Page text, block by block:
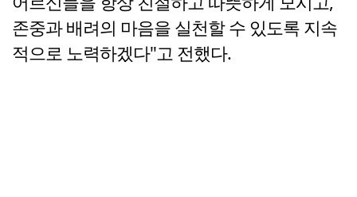
존중과 배려의 마음을 실천할 수 있도록 지속
적으로 노력하겠다"고 전했다.